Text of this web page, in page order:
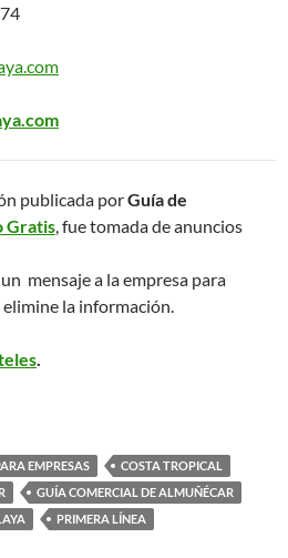
publicada porGuía de
Gratis, fue tomada de anuncios
mensaje a la empresa para
la información.
.
EMPRESAS
COSTA TROPICAL
GUÍA COMERCIAL DE ALMUÑÉCAR
PRIMERA LÍNEA